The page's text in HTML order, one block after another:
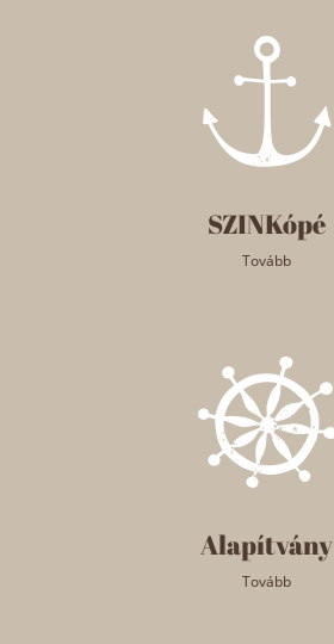
SZINKópé
Tovább
Alapítvány
Tovább